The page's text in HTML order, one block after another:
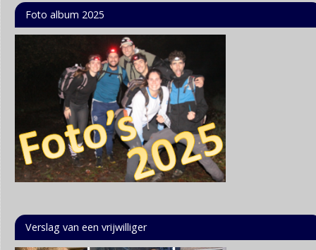
Foto album 2025
Verslag van een vrijwilliger